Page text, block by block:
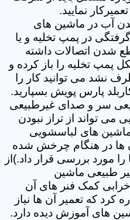
نمایید.
آب در ماشین های
در پمپ تخلیه و یا
شدن اتصالات داشته
پمپ تخلیه را باز کرده و
نشد می توانید کار را
پارس پویش بسپارید.
سر و صدای غیرطبیعی
تواند از تراز نبودن
ماشین های لباسشویی
ها در هنگام چرخش شده
مورد بررسی قرار داد.)از
طبیعی ماشین
کمک فنر های آن
کرد که تعمیر آن ها نیاز
های آموزش دیده دارد.